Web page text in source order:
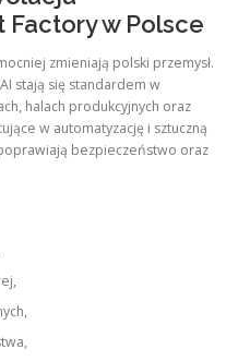
Factory w Polsce
zmieniają polski przemysł.
stają się standardem w
halach produkcyjnych oraz
w automatyzację i sztuczną
bezpieczeństwo oraz